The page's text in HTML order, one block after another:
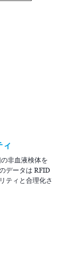
非血液検体を
データは RFID
ティと合理化さ